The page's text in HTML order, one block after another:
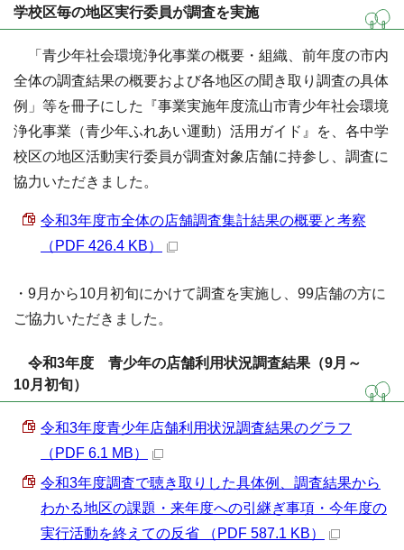
学校区毎の地区実行委員が調査を実施
「青少年社会環境浄化事業の概要・組織、前年度の市内
全体の調査結果の概要および各地区の聞き取り調査の具体
例」等を冊子にした『事業実施年度流山市青少年社会環境
浄化事業（青少年ふれあい運動）活用ガイド』を、各中学
校区の地区活動実行委員が調査対象店舗に持参し、調査に
協力いただきました。
令和3年度市全体の店舗調査集計結果の概要と考察
（PDF 426.4 KB）
・9月から10月初旬にかけて調査を実施し、99店舗の方に
ご協力いただきました。
令和3年度 青少年の店舗利用状況調査結果（9月～
10月初旬）
令和3年度青少年店舗利用状況調査結果のグラフ
（PDF 6.1 MB）
令和3年度調査で聴き取りした具体例、調査結果から
わかる地区の課題・来年度への引継ぎ事項・今年度の
実行活動を終えての反省 （PDF 587.1 KB）